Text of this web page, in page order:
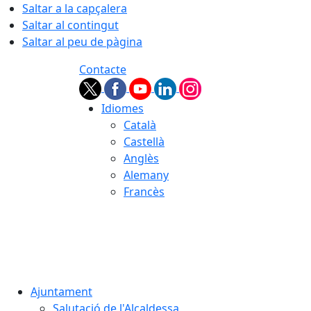
Saltar a la capçalera
Saltar al contingut
Saltar al peu de pàgina
Contacte
Idiomes
Català
Castellà
Anglès
Alemany
Francès
Ajuntament